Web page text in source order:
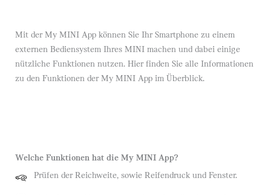
Mit der My MINI App können Sie Ihr Smartphone zu einem
externen Bediensystem Ihres MINI machen und dabei einige
nützliche Funktionen nutzen. Hier finden Sie alle Informationen
zu den Funktionen der My MINI App im Überblick.
Welche Funktionen hat die My MINI App?
Prüfen der Reichweite, sowie Reifendruck und Fenster.